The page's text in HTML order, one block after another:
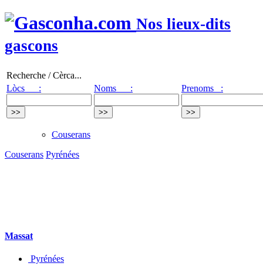
Nos lieux-dits
gascons
Recherche / Cèrca...
Lòcs :
Noms : Prenoms :
Couserans
Couserans Pyrénées
Massat
Pyrénées